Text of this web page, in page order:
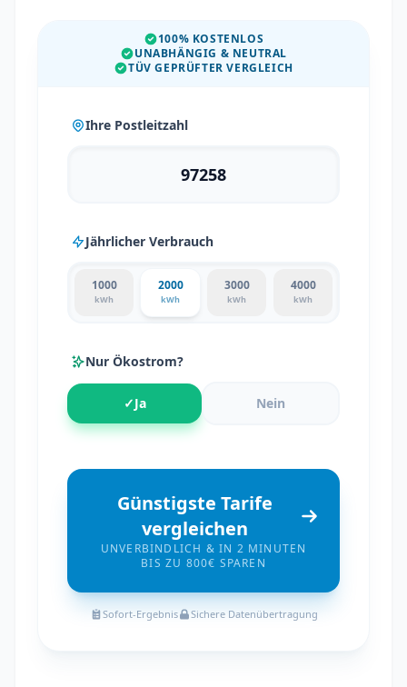
100% KOSTENLOS
UNABHÄNGIG & NEUTRAL
TÜV GEPRÜFTER VERGLEICH
Ihre Postleitzahl
Jährlicher Verbrauch
1000
kWh
2000
kWh
3000
kWh
4000
kWh
Nur Ökostrom?
✓Ja Nein
Günstigste Tarife
vergleichen
UNVERBINDLICH & IN 2 MINUTEN
BIS ZU 800€ SPAREN
Sofort-Ergebnis Sichere Datenübertragung